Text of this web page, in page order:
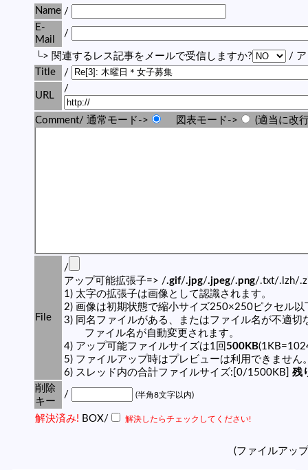
Name /
E-
Mail
/
└> 関連するレス記事をメールで受信しますか?
/ ア
Title
/
URL
/
Comment/ 通常モード-> 図表モード-> (適当に改
File
/
アップ可能拡張子=> /.gif/.jpg/.jpeg/.png/.txt/.lzh/
1) 太字の拡張子は画像として認識されます。
2) 画像は初期状態で縮小サイズ250×250ピクセル以
3) 同名ファイルがある、またはファイル名が不適切
ファイル名が自動変更されます。
4) アップ可能ファイルサイズは1回 500KB
5) ファイルアップ時はプレビューは利用できません
6) スレッド内の合計ファイルサイズ:[0/1500KB] 残
削除
キー
/ (半角8文字以内)
解決済み! BOX/ 解決したらチェックしてください!
(ファイルアッ